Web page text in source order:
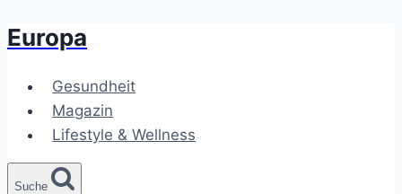
Zum
springen
Europa
Gesundheit
Magazin
Lifestyle & Wellness
Suche